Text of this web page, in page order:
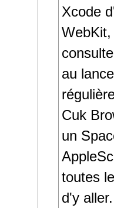
Xcode
au
Cuk
un
toutes
d'y aller.